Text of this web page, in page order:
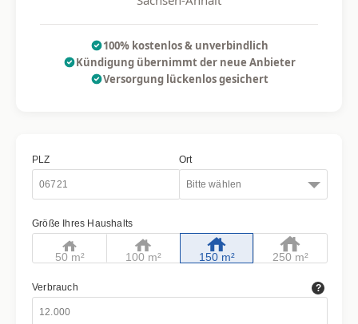
100% kostenlos & unverbindlich
Kündigung übernimmt der neue Anbieter
Versorgung lückenlos gesichert